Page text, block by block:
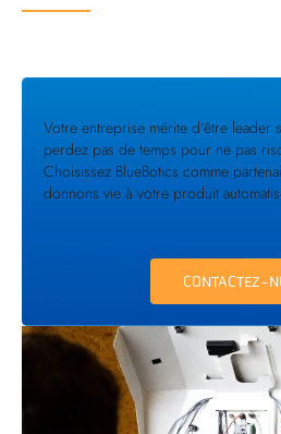
Votre entreprise mérite d'être leader
perdez pas de temps pour ne pas
Choisissez BlueBotics comme
donnons vie à votre produit
CONTACTEZ-